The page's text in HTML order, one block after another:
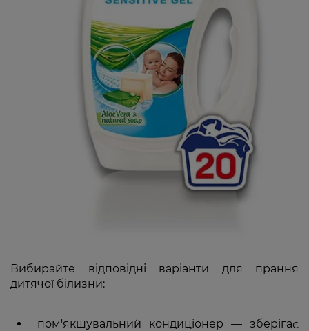
Вибирайте відповідні варіанти для прання
дитячої білизни:
пом'якшувальний кондиціонер — зберігає